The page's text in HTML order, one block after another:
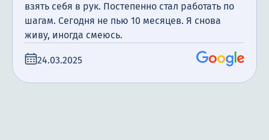
взять себя в рук. Постепенно стал работать по
шагам. Сегодня не пью 10 месяцев. Я снова
живу, иногда смеюсь.
24.03.2025